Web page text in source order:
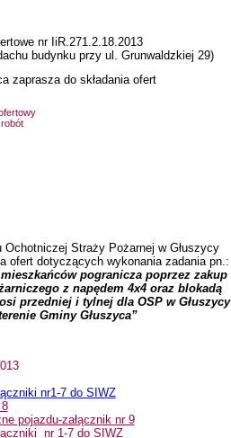
nr IiR.271.2.18.2013
budynku przy ul. Grunwaldzkiej 29)
zaprasza do składania ofert
Ochotniczej Straży Pożarnej w Głuszycy
ofert dotyczących wykonania zadania pn.:
pogranicza poprzez zakup
z napędem 4x4 oraz blokadą
przedniej i tylnej dla OSP w Głuszycy
Gminy Głuszyca”
nr1-7 do SIWZ
pojazdu-załącznik nr 9
nr 1-7 do SIWZ